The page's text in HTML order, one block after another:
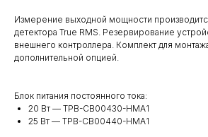
Измерение выходной мощности
детектора True RMS. Резервирование
внешнего контроллера. Комплект для
дополнительной опцией.
Блок питания постоянного тока:
20 Вт — TPB-CB00430-HMA1
25 Вт — TPB-CB00440-HMA1